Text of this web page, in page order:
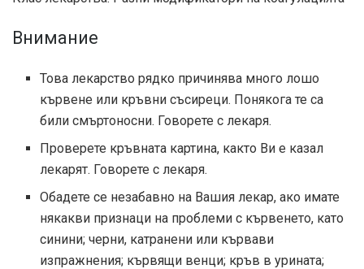
Внимание
Това лекарство рядко причинява много лошо
кървене или кръвни съсиреци. Понякога те са
били смъртоносни. Говорете с лекаря.
Проверете кръвната картина, както Ви е казал
лекарят. Говорете с лекаря.
Обадете се незабавно на Вашия лекар, ако имате
някакви признаци на проблеми с кървенето, като
синини; черни, катранени или кървави
изпражнения; кървящи венци; кръв в урината;